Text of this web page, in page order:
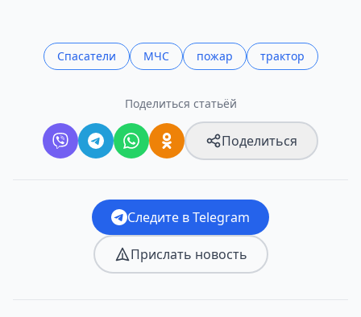
Спасатели МЧС пожар трактор
Поделиться статьёй
Поделиться
Следите в Telegram
Прислать новость